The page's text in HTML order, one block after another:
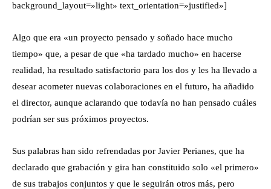
background_layout=»light» text_orientation=»justified»]
Algo que era «un proyecto pensado y soñado hace mucho
tiempo» que, a pesar de que «ha tardado mucho» en hacerse
realidad, ha resultado satisfactorio para los dos y les ha llevado a
desear acometer nuevas colaboraciones en el futuro, ha añadido
el director, aunque aclarando que todavía no han pensado cuáles
podrían ser sus próximos proyectos.
Sus palabras han sido refrendadas por Javier Perianes, que ha
declarado que grabación y gira han constituido solo «el primero»
de sus trabajos conjuntos y que le seguirán otros más, pero